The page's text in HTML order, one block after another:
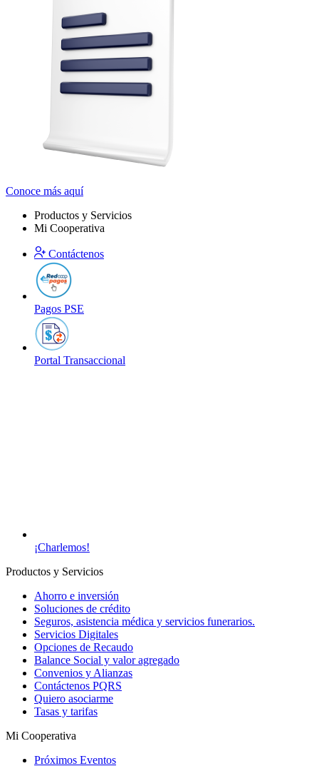
Conoce más aquí
Productos y Servicios
Mi Cooperativa
Contáctenos
Pagos PSE
Portal Transaccional
¡Charlemos!
Productos y Servicios
Ahorro e inversión
Soluciones de crédito
Seguros, asistencia médica y servicios funerarios.
Servicios Digitales
Opciones de Recaudo
Balance Social y valor agregado
Convenios y Alianzas
Contáctenos PQRS
Quiero asociarme
Tasas y tarifas
Mi Cooperativa
Próximos Eventos